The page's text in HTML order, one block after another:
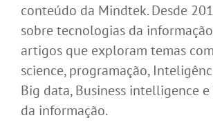
conteúdo da Mindtek. Desde
sobre tecnologias da
artigos que exploram temas
science, programação,
Big data, Business intelligence e
da informação.